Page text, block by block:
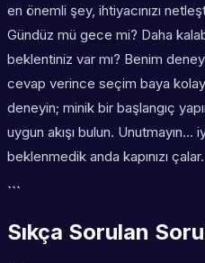
en önemli şey, ihtiyacınızı
Gündüz mü gece mi? Daha
beklentiniz var mı? Benim
cevap verince seçim baya
deneyin; minik bir başlangıç
uygun akışı bulun.
beklenmedik anda kapınızı çalar.
```
Sıkça Sorulan